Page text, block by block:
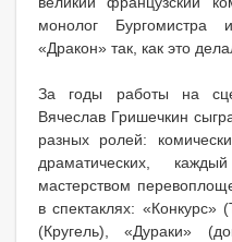
монолог
«Дракон» так, как это
За годы работы на
Вячеслав Гришечкин
разных ролей:
драматических,
мастерством
в спектаклях: «Конкурс»
(Кругель), «Дураки»